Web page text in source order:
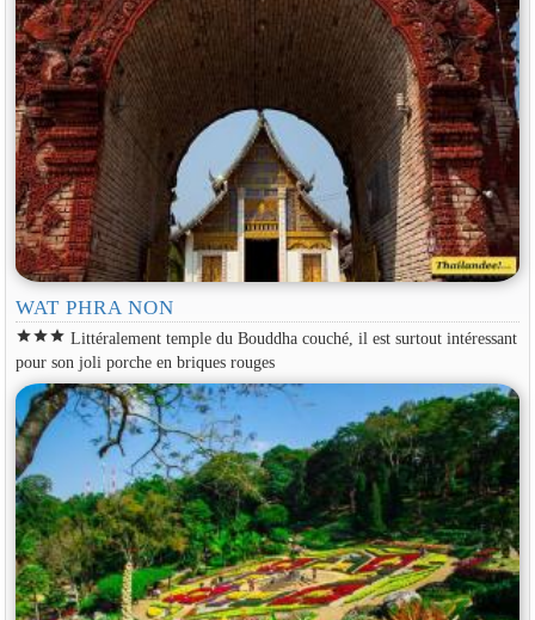
WAT PHRA NON
starstarstar Littéralement temple du Bouddha couché, il est surtout intéressant
pour son joli porche en briques rouges